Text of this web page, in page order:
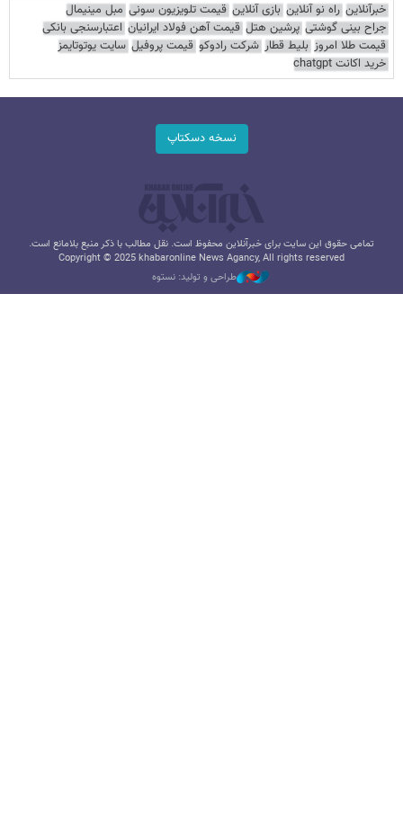
خبرآنلاین راه نو آنلاین بازی آنلاین قیمت تلویزیون سونی مبل مینیمال
جراح بینی گوشتی پرشین هتل قیمت آهن فولاد ایرانیان اعتبارسنجی بانکی
قیمت طلا امروز بلیط قطار شرکت رادوکو قیمت پروفیل سایت یوتوتایمز
خرید اکانت chatgpt
نسخه دسکتاپ
تمامی حقوق این سایت برای خبرآنلاین محفوظ است. نقل مطالب با ذکر منبع بلامانع است.
Copyright © 2025 khabaronline News Agancy, All rights reserved
طراحی و تولید: نستوه